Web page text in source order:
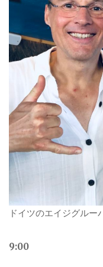
ドイツのエイジグルー
9:00